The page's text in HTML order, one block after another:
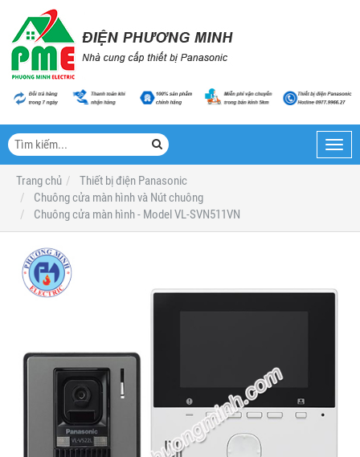
Trang chủ
Thiết bị điện Panasonic
Chuông cửa màn hình và Nút chuông
Chuông cửa màn hình - Model VL-SVN511VN